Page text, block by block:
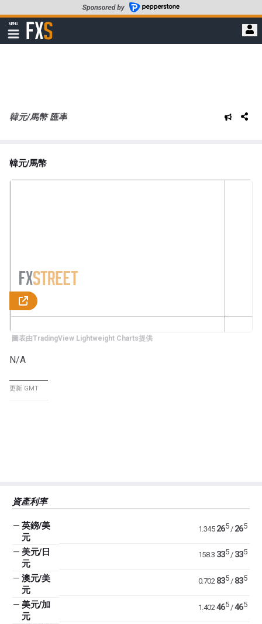
至
要
MENU
顯
示
FXStreet
韓元/馬幣 匯率
韓元/馬幣
圖表由TradingView Lightweight Charts提供
N/A
更新 GMT
資產利率
— 英鎊/美
元
1.345 265/ 265
— 美元/日
元
158.3 335/ 335
— 澳元/美
元
0.702 835/ 835
— 美元/加
元
1.402 465/465